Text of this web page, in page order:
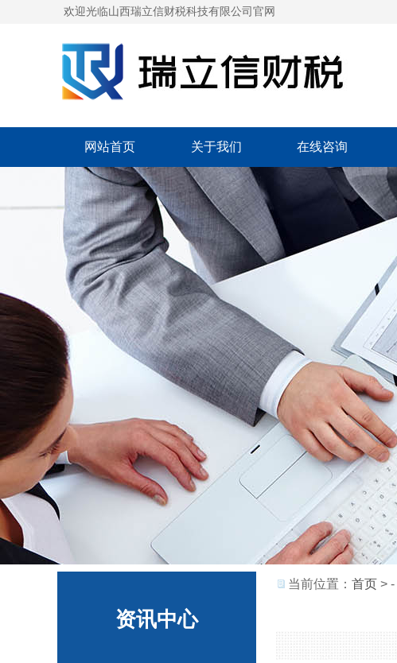
欢迎光临山西瑞立信财税科技有限公司官网
网站首页 关于我们 在线咨询
资讯中心
当前位置： 首页 > -